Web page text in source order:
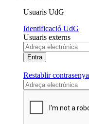
Usuaris UdG
Identificació UdG
Usuaris externs
Restablir contrasenya